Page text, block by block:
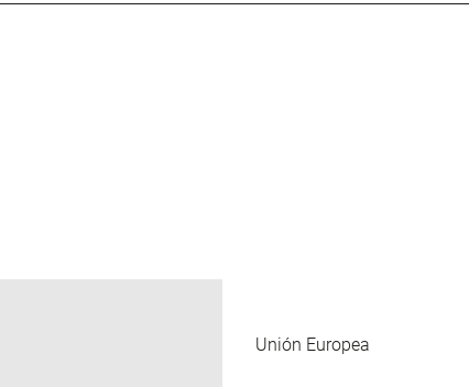
Unión Europea